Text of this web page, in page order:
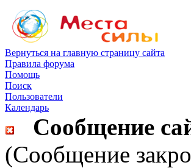
Вернуться на главную страницу сайта
Правила форума
Помощь
Поиск
Пользователи
Календарь
Сообщение
(Сообщение